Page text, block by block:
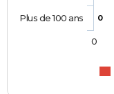
0
Plus de 100 ans
0